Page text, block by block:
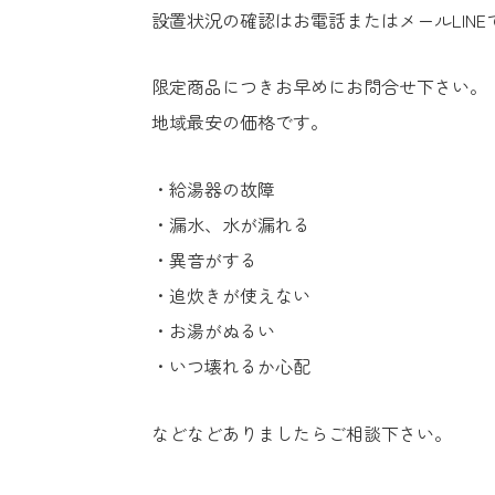
設置状況の確認はお電話またはメールLINE
限定商品につきお早めにお問合せ下さい。
地域最安の価格です。
・給湯器の故障
・漏水、水が漏れる
・異音がする
・追炊きが使えない
・お湯がぬるい
・いつ壊れるか心配
などなどありましたらご相談下さい。